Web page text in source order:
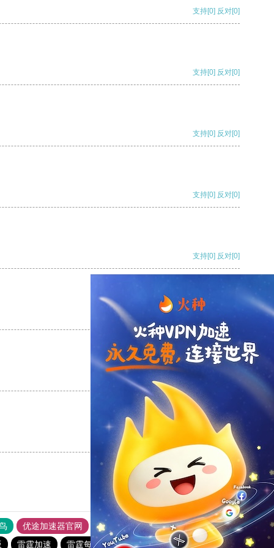
支持[0] 反对[0]
支持[0] 反对[0]
支持[0] 反对[0]
支持[0] 反对[0]
支持[0] 反对[0]
反对
反对[0]
优途加速器官网 风驰加速器 旋风加速器
八戒看书
雷霆加速 雷霆每天免费2小时 免费跨墙软件